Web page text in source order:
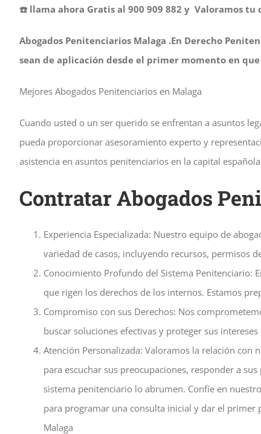
☎️ llama ahora Gratis al 900 909 882 y Valoramos tu
Abogados Penitenciarios Malaga .En Derecho
sean de aplicación desde el primer momento en
Mejores Abogados Penitenciarios en Malaga
Cuando usted o un ser querido se enfrentan a asuntos
pueda proporcionar asesoramiento experto y
asistencia en asuntos penitenciarios en la capital
Contratar Abogados
Experiencia Especializada: Nuestro equipo de
variedad de casos, incluyendo recursos, permisos
Conocimiento Profundo del Sistema Penitenciario:
que rigen los derechos de los internos. Estamos
Compromiso con sus Derechos: Nos
buscar soluciones efectivas y proteger sus
Atención Personalizada: Valoramos la relación con
para escuchar sus preocupaciones, responder a
sistema penitenciario lo abrumen. Confíe en
para programar una consulta inicial y dar el primer
Malaga